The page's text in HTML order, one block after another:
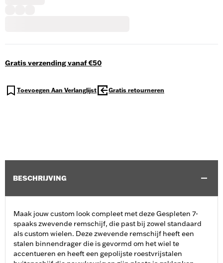
Gratis verzending vanaf €50
Toevoegen Aan Verlanglijst Gratis retourneren
BESCHRIJVING
Maak jouw custom look compleet met deze Gespleten 7-
spaaks zwevende remschijf, die past bij zowel standaard
als custom wielen. Deze zwevende remschijf heeft een
stalen binnendrager die is gevormd om het wiel te
accentueren en heeft een gepolijste roestvrijstalen